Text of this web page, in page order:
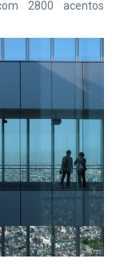
2800 acentos